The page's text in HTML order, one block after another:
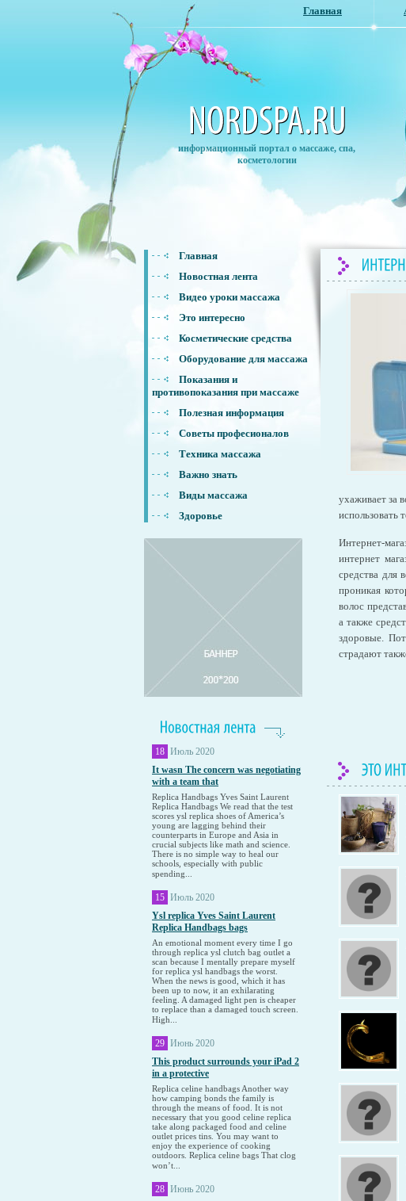
Главная
информационный портал о массаже, спа,
косметологии
Главная
Новостная лента
Видео уроки массажа
Это интересно
Косметические средства
Оборудование для массажа
Показания и
противопоказания при массаже
Полезная информация
Советы професионалов
Техника массажа
Важно знать
Виды массажа
Здоровье
18 Июль 2020
It wasn The concern was negotiating
with a team that
Replica Handbags Yves Saint Laurent
Replica Handbags We read that the test
scores ysl replica shoes of America’s
young are lagging behind their
counterparts in Europe and Asia in
crucial subjects like math and science.
There is no simple way to heal our
schools, especially with public
spending...
15 Июль 2020
Ysl replica Yves Saint Laurent
Replica Handbags bags
An emotional moment every time I go
through replica ysl clutch bag outlet a
scan because I mentally prepare myself
for replica ysl handbags the worst.
When the news is good, which it has
been up to now, it an exhilarating
feeling. A damaged light pen is cheaper
to replace than a damaged touch screen.
High...
29 Июнь 2020
This product surrounds your iPad 2
in a protective
Replica celine handbags Another way
how camping bonds the family is
through the means of food. It is not
necessary that you good celine replica
take along packaged food and celine
outlet prices tins. You may want to
enjoy the experience of cooking
outdoors. Replica celine bags That clog
won’t...
28 Июнь 2020
ухаживает за
использовать
Интернет-
интернет
средства для
проникая
волос
а также
здоровые.
страдают